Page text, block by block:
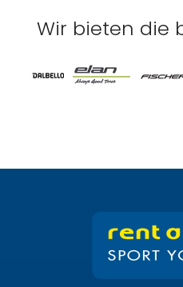
Wir bieten die